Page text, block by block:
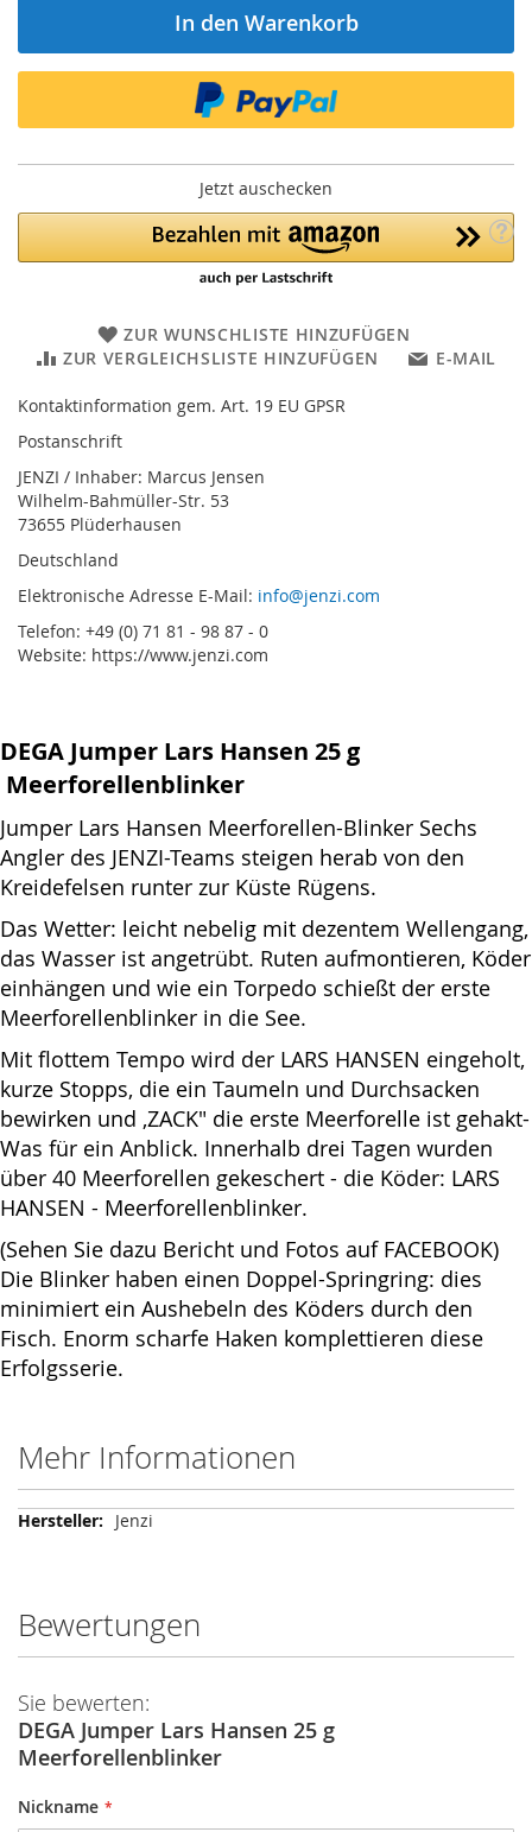
In den Warenkorb
Jetzt auschecken
ZUR WUNSCHLISTE HINZUFÜGEN
ZUR VERGLEICHSLISTE HINZUFÜGEN
E-MAIL
Kontaktinformation gem. Art. 19 EU GPSR
Postanschrift
JENZI / Inhaber: Marcus Jensen
Wilhelm-Bahmüller-Str. 53
73655 Plüderhausen
Deutschland
Elektronische Adresse E-Mail: info@jenzi.com
Telefon: +49 (0) 71 81 - 98 87 - 0
Website: https://www.jenzi.com
DEGA Jumper Lars Hansen 25 g
Meerforellenblinker
Jumper Lars Hansen Meerforellen-Blinker Sechs
Angler des JENZI-Teams steigen herab von den
Kreidefelsen runter zur Küste Rügens.
Das Wetter: leicht nebelig mit dezentem Wellengang,
das Wasser ist angetrübt. Ruten aufmontieren, Köder
einhängen und wie ein Torpedo schießt der erste
Meerforellenblinker in die See.
Mit flottem Tempo wird der LARS HANSEN eingeholt,
kurze Stopps, die ein Taumeln und Durchsacken
bewirken und ,ZACK" die erste Meerforelle ist gehakt-
Was für ein Anblick. Innerhalb drei Tagen wurden
über 40 Meerforellen gekeschert - die Köder: LARS
HANSEN - Meerforellenblinker.
(Sehen Sie dazu Bericht und Fotos auf FACEBOOK)
Die Blinker haben einen Doppel-Springring: dies
minimiert ein Aushebeln des Köders durch den
Fisch. Enorm scharfe Haken komplettieren diese
Erfolgsserie.
Mehr Informationen
Mehr
Jenzi
Bewertungen
Sie bewerten:
DEGA Jumper Lars Hansen 25 g
Meerforellenblinker
Nickname